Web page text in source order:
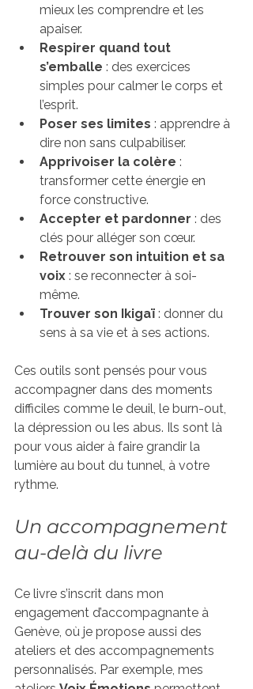
mieux les comprendre et les
apaiser.
Respirer quand tout
s’emballe : des exercices
simples pour calmer le corps et
l’esprit.
Poser ses limites : apprendre à
dire non sans culpabiliser.
Apprivoiser la colère :
transformer cette énergie en
force constructive.
Accepter et pardonner : des
clés pour alléger son cœur.
Retrouver son intuition et sa
voix : se reconnecter à soi-
même.
Trouver son Ikigaï : donner du
sens à sa vie et à ses actions.
Ces outils sont pensés pour vous
accompagner dans des moments
difficiles comme le deuil, le burn-out,
la dépression ou les abus. Ils sont là
pour vous aider à faire grandir la
lumière au bout du tunnel, à votre
rythme.
Un accompagnement
au-delà du livre
Ce livre s’inscrit dans mon
engagement d’accompagnante à
Genève, où je propose aussi des
ateliers et des accompagnements
personnalisés. Par exemple, mes